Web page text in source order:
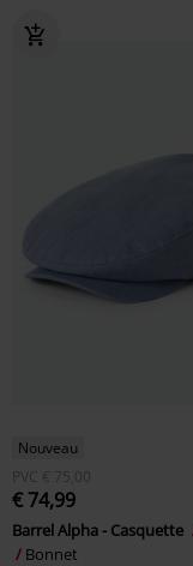
Nouveau
PVC € 75,00
€ 74,99
Barrel Alpha - Casquette
Bonnet